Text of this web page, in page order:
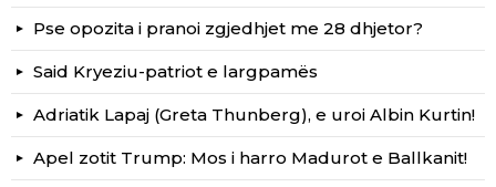
Pse opozita i pranoi zgjedhjet me 28 dhjetor?
Said Kryeziu-patriot e largpamës
Adriatik Lapaj (Greta Thunberg), e uroi Albin Kurtin!
Apel zotit Trump: Mos i harro Madurot e Ballkanit!